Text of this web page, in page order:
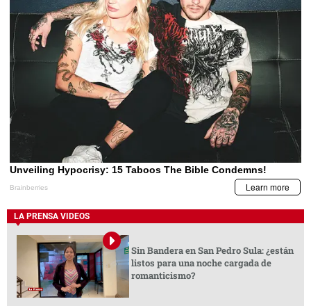
LA PRENSA VIDEOS
Sin Bandera en San Pedro Sula: ¿están
listos para una noche cargada de
romanticismo?